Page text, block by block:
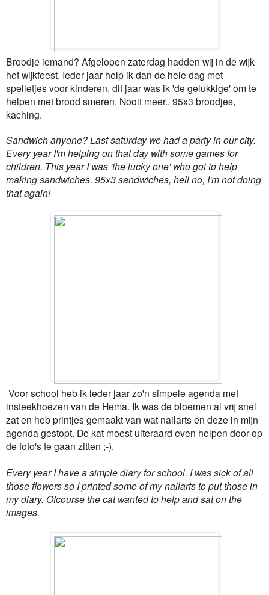
Broodje iemand? Afgelopen zaterdag hadden wij in de wijk
het wijkfeest. Ieder jaar help ik dan de hele dag met
spelletjes voor kinderen, dit jaar was ik 'de gelukkige' om te
helpen met brood smeren. Nooit meer.. 95x3 broodjes,
kaching.
Sandwich anyone? Last saturday we had a party in our city.
Every year I'm helping on that day with some games for
children. This year I was 'the lucky one' who got to help
making sandwiches. 95x3 sandwiches, hell no, I'm not doing
that again!
Voor school heb ik ieder jaar zo'n simpele agenda met
insteekhoezen van de Hema. Ik was de bloemen al vrij snel
zat en heb printjes gemaakt van wat nailarts en deze in mijn
agenda gestopt. De kat moest uiteraard even helpen door op
de foto's te gaan zitten ;-).
Every year I have a simple diary for school. I was sick of all
those flowers so I printed some of my nailarts to put those in
my diary. Ofcourse the cat wanted to help and sat on the
images.